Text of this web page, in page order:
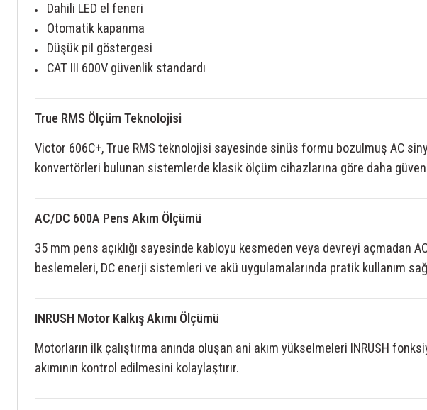
Dahili LED el feneri
Otomatik kapanma
Düşük pil göstergesi
CAT III 600V güvenlik standardı
True RMS Ölçüm Teknolojisi
Victor 606C+, True RMS teknolojisi sayesinde sinüs formu bozulmuş AC
konvertörleri bulunan sistemlerde klasik ölçüm cihazlarına göre daha
AC/DC 600A Pens Akım Ölçümü
35 mm pens açıklığı sayesinde kabloyu kesmeden veya devreyi açmadan
beslemeleri, DC enerji sistemleri ve akü uygulamalarında pratik kullanım
INRUSH Motor Kalkış Akımı Ölçümü
Motorların ilk çalıştırma anında oluşan ani akım yükselmeleri INRUSH
akımının kontrol edilmesini kolaylaştırır.